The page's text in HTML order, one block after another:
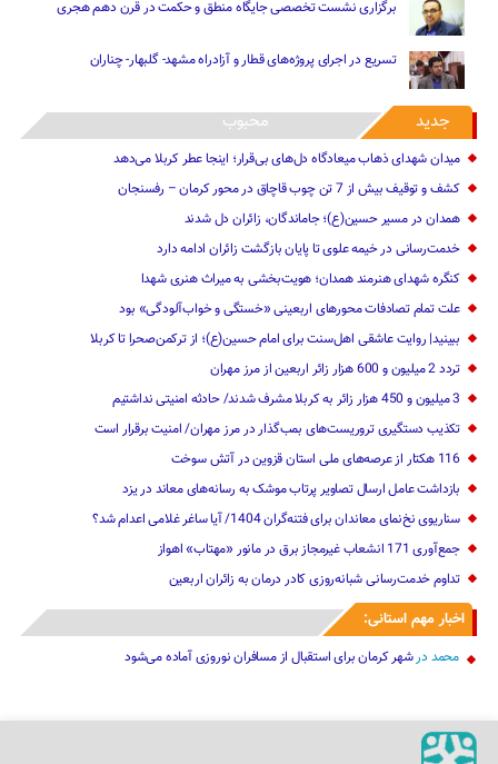
برگزاری نشست تخصصی جایگاه منطق و حکمت در قرن دهم هجری
تسریع در اجرای پروژه‌های قطار و آزادراه مشهد- گلبهار- چناران
جدید محبوب
میدان شهدای ذهاب میعادگاه دل‌های بی‌قرار؛ اینجا عطر کربلا می‌دهد
کشف و توقیف بیش از 7 تن چوب قاچاق در محور کرمان – رفسنجان
همدان در مسیر حسین(ع)؛ جاماندگان، زائران دل شدند
خدمت‌رسانی در خیمه علوی تا پایان بازگشت زائران ادامه دارد
کنگره شهدای هنرمند همدان؛ هویت‌بخشی به میراث هنری شهدا
علت تمام‌ تصادفات محورهای اربعینی‌ «خستگی و خواب‌آلودگی» ‌بود
ببینید| روایت عاشقی اهل‌سنت برای امام حسین(ع)؛ از ترکمن‌صحرا تا کربلا
تردد 2 میلیون و 600 هزار زائر اربعین از مرز مهران‌‌
3 میلیون و 450 هزار ‌زائر به کربلا مشرف شد‌ند/‌ حادثه امنیتی نداشتیم
تکذیب دستگیری تروریست‌های بمب‌گذار در مرز مهران/ امنیت برقرار است
116 هکتار از عرصه‌های ملی استان قزوین در آتش سوخت
بازداشت عامل ارسال تصاویر پرتاب موشک به رسانه‌های معاند در یزد
سناریوی نخ‌نمای معاندان برای ‌فتنه‌گران 1404/ آیا ساغر غلامی اعدام شد؟
جمع‌آوری 171 انشعاب غیرمجاز برق در مانور «مهتاب» اهواز
تداوم خدمت‌رسانی شبانه‌روزی کادر درمان به زائران اربعین
اخبار مهم استانی:
محمد درشهر کرمان برای استقبال از مسافران نوروزی آماده می‌شود